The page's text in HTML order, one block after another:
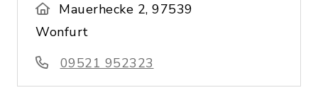
Mauerhecke 2, 97539
Wonfurt
09521 952323